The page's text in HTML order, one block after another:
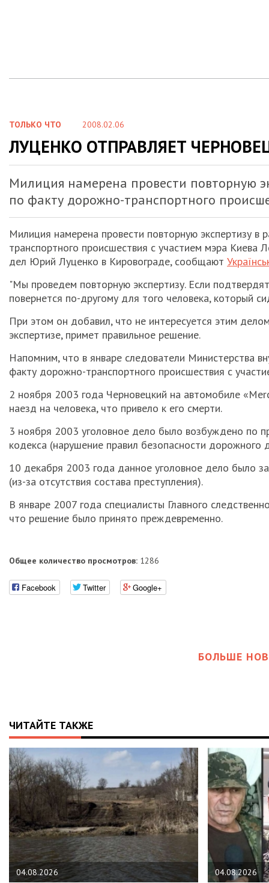
ТОЛЬКО ЧТО 2008.02.06
ЛУЦЕНКО ОТПРАВЛЯЕТ
Милиция намерена провести повторную
по факту дорожно-транспортного
Милиция намерена провести повторную экспертизу
транспортного происшествия с участием мэра Киева
дел Юрий Луценко в Кировограде, сообщают
"Мы проведем повторную экспертизу. Если
повернется по-другому для того человека, который
При этом он добавил, что не интересуется этим
экспертизе, примет правильное решение.
Напомним, что в январе следователи Министерства
факту дорожно-транспортного происшествия с
2 ноября 2003 года Черновецкий на автомобиле
наезд на человека, что привело к его смерти.
3 ноября 2003 уголовное дело было возбуждено по
кодекса (нарушение правил безопасности
10 декабря 2003 года данное уголовное дело было
(из-за отсутствия состава преступления).
В январе 2007 года специалисты Главного
что решение было принято преждевременно.
Общее количество просмотров: 1286
Facebook Twitter Google+
БОЛЬШЕ
ЧИТАЙТЕ ТАКЖЕ
04.08.2026 04.08.2026